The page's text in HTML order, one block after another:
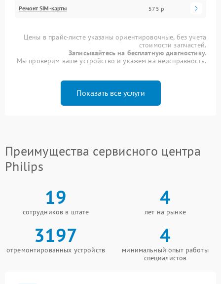
Ремонт SIM-карты 575 р
Цены в прайс-листе указаны ориентировочные, без учета
стоимости запчастей.
Записывайтесь на бесплатную диагностику.
Мы проверим ваше устройство и укажем на неисправность.
Показать все услуги
Преимущества сервисного центра
Philips
19
сотрудников в штате
4
лет на рынке
3197
отремонтированных устройств
4
минимальный опыт работы
специалистов